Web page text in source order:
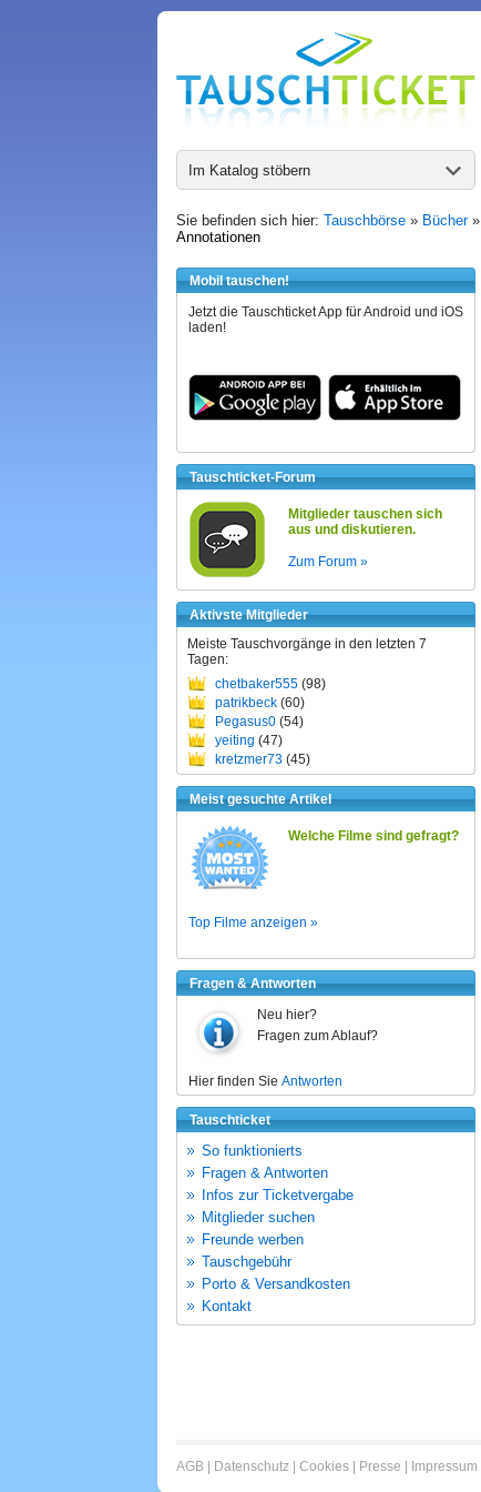
Im Katalog stöbern
Sie befinden sich hier: Tauschbörse » Bücher»
Annotationen
Mobil tauschen!
Jetzt die Tauschticket App für Android und iOS
laden!
Tauschticket-Forum
Mitglieder tauschen sich
aus und diskutieren.
Zum Forum »
Aktivste Mitglieder
Meiste Tauschvorgänge in den letzten 7
Tagen:
chetbaker555 (98)
patrikbeck (60)
Pegasus0 (54)
yeiting (47)
kretzmer73 (45)
Meist gesuchte Artikel
Welche Filme sind gefragt?
Top Filme anzeigen »
Fragen & Antworten
Neu hier?
Fragen zum Ablauf?
Hier finden Sie Antworten
Tauschticket
So funktionierts
Fragen & Antworten
Infos zur Ticketvergabe
Mitglieder suchen
Freunde werben
Tauschgebühr
Porto & Versandkosten
Kontakt
AGB Datenschutz Cookies Presse Impressum